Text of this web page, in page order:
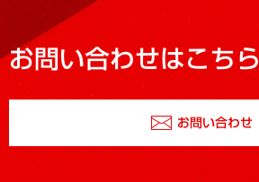
お問い合わせはこちら
お問い合わせ